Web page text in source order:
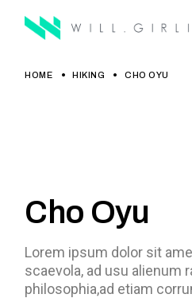
HOME HIKING CHO OYU
Cho Oyu
Lorem ipsum dolor sit
scaevola, ad usu alienum
philosophia,ad etiam